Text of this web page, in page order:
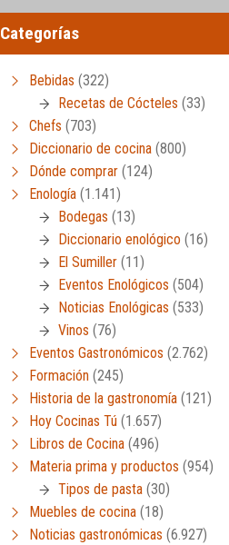
Categorías
Bebidas (322)
Recetas de Cócteles (33)
Chefs (703)
Diccionario de cocina (800)
Dónde comprar (124)
Enología (1.141)
Bodegas (13)
Diccionario enológico (16)
El Sumiller (11)
Eventos Enológicos (504)
Noticias Enológicas (533)
Vinos (76)
Eventos Gastronómicos (2.762)
Formación (245)
Historia de la gastronomía (121)
Hoy Cocinas Tú (1.657)
Libros de Cocina (496)
Materia prima y productos (954)
Tipos de pasta (30)
Muebles de cocina (18)
Noticias gastronómicas (6.927)